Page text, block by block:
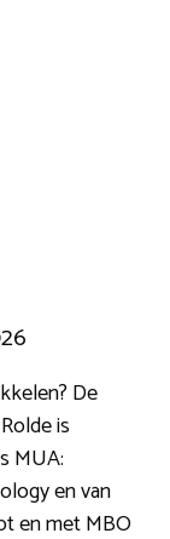
De
is
MUA:
en van
en met MBO